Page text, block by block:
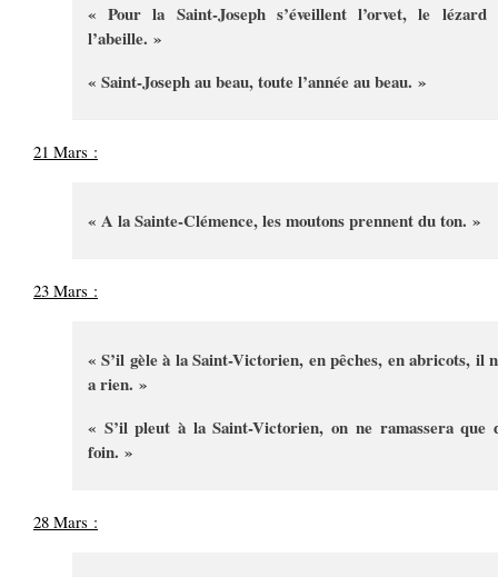
« Pour la Saint-Joseph s’éveillent l’orvet, le lézard
l’abeille. »
« Saint-Joseph au beau, toute l’année au beau. »
21 Mars :
« A la Sainte-Clémence, les moutons prennent du ton. »
23 Mars :
« S’il gèle à la Saint-Victorien, en pêches, en abricots, il
a rien. »
« S’il pleut à la Saint-Victorien, on ne ramassera que
foin. »
28 Mars :